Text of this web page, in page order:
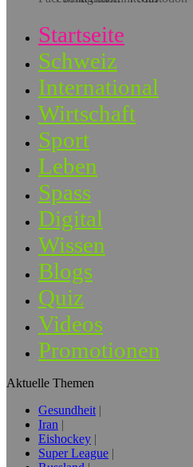
Startseite
Schweiz
International
Wirtschaft
Sport
Leben
Spass
Digital
Wissen
Blogs
Quiz
Videos
Promotionen
Aktuelle Themen
Gesundheit
Iran
Eishockey
Super League